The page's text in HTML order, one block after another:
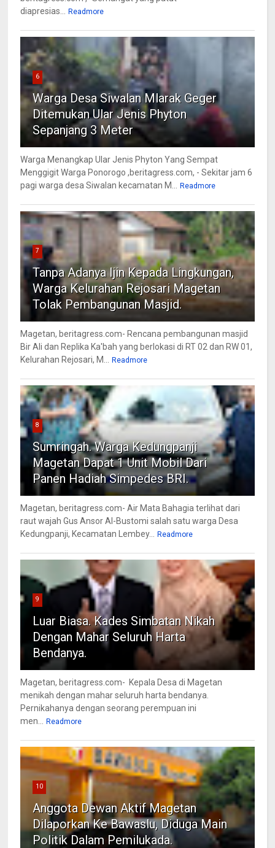
diapresias...
Readmore
6
Warga Desa Siwalan Mlarak Geger
Ditemukan Ular Jenis Phyton
Sepanjang 3 Meter
Warga Menangkap Ular Jenis Phyton Yang Sempat
Menggigit Warga Ponorogo ,beritagress.com, - Sekitar jam 6
pagi warga desa Siwalan kecamatan M...
Readmore
7
Tanpa Adanya Ijin Kepada Lingkungan,
Warga Kelurahan Rejosari Magetan
Tolak Pembangunan Masjid.
Magetan, beritagress.com- Rencana pembangunan masjid
Bir Ali dan Replika Ka'bah yang berlokasi di RT 02 dan RW 01,
Kelurahan Rejosari, M...
Readmore
8
Sumringah. Warga Kedungpanji
Magetan Dapat 1 Unit Mobil Dari
Panen Hadiah Simpedes BRI.
Magetan, beritagress.com- Air Mata Bahagia terlihat dari
raut wajah Gus Ansor Al-Bustomi salah satu warga Desa
Kedungpanji, Kecamatan Lembey...
Readmore
9
Luar Biasa. Kades Simbatan Nikah
Dengan Mahar Seluruh Harta
Bendanya.
Magetan, beritagress.com- Kepala Desa di Magetan
menikah dengan mahar seluruh harta bendanya.
Pernikahanya dengan seorang perempuan ini
men...
Readmore
10
Anggota Dewan Aktif Magetan
Dilaporkan Ke Bawaslu, Diduga Main
Politik Dalam Pemilukada.